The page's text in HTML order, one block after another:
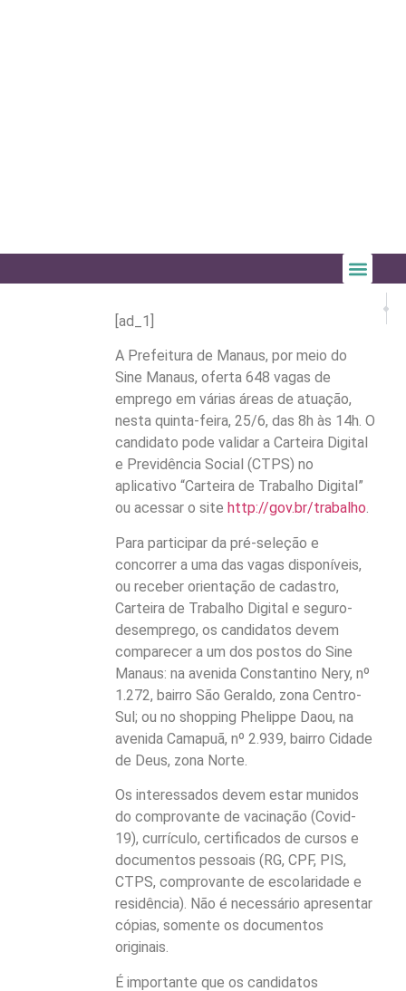
[ad_1]
A Prefeitura de Manaus, por meio do
Sine Manaus, oferta 648 vagas de
emprego em várias áreas de atuação,
nesta quinta-feira, 25/6, das 8h às 14h. O
candidato pode validar a Carteira Digital
e Previdência Social (CTPS) no
aplicativo “Carteira de Trabalho Digital”
ou acessar o site http://gov.br/trabalho.
Para participar da pré-seleção e
concorrer a uma das vagas disponíveis,
ou receber orientação de cadastro,
Carteira de Trabalho Digital e seguro-
desemprego, os candidatos devem
comparecer a um dos postos do Sine
Manaus: na avenida Constantino Nery, nº
1.272, bairro São Geraldo, zona Centro-
Sul; ou no shopping Phelippe Daou, na
avenida Camapuã, nº 2.939, bairro Cidade
de Deus, zona Norte.
Os interessados devem estar munidos
do comprovante de vacinação (Covid-
19), currículo, certificados de cursos e
documentos pessoais (RG, CPF, PIS,
CTPS, comprovante de escolaridade e
residência). Não é necessário apresentar
cópias, somente os documentos
originais.
É importante que os candidatos